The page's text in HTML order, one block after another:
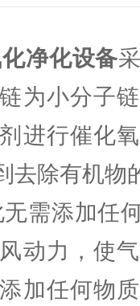
净化设备
为小分子
进行催化
去除有机物
需添加任
动力，使
加任何物